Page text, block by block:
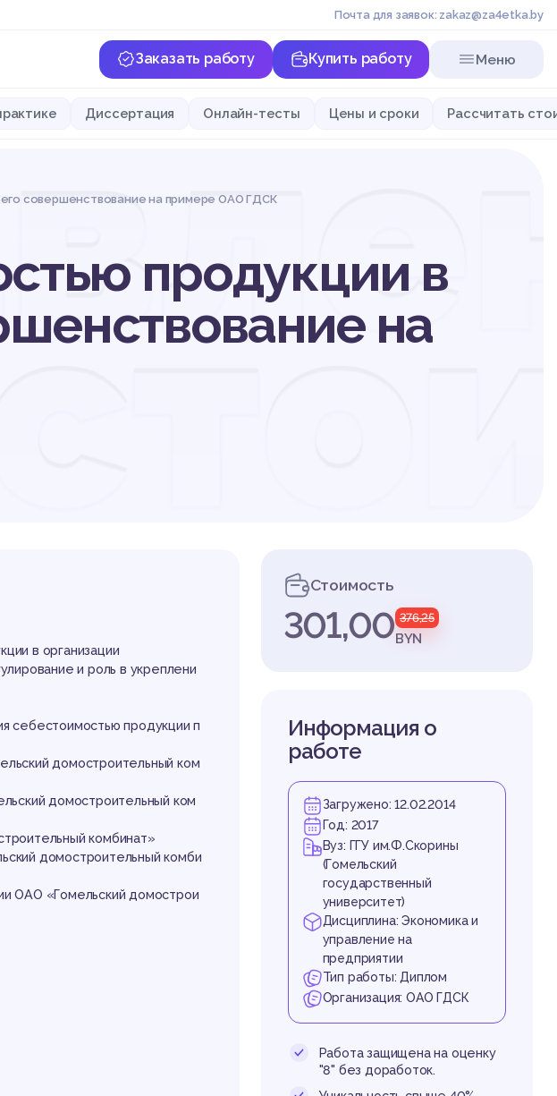
Почта для заявок: zakaz@za4etka.by
Заказать работу Купить работу Меню
Диссертация Онлайн-тесты Цены и сроки Рассчитать
совершенствование на примере ОАО ГДСК
продукции в
на
в организации
и роль в укреплени
себестоимостью продукции п
домостроительный ком
домостроительный ком
комбинат»
домостроительный комби
ОАО «Гомельский домострои
Стоимость
301,00 376,25
BYN
Информация о
работе
Загружено: 12.02.2014
Год: 2017
Вуз: ГГУ им.Ф.Скорины
(Гомельский
государственный
университет)
Дисциплина: Экономика и
управление на
предприятии
Тип работы: Диплом
Организация: ОАО ГДСК
Работа защищена на оценку
"8" без доработок.